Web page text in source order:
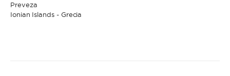
Preveza
Ionian Islands - Grecia